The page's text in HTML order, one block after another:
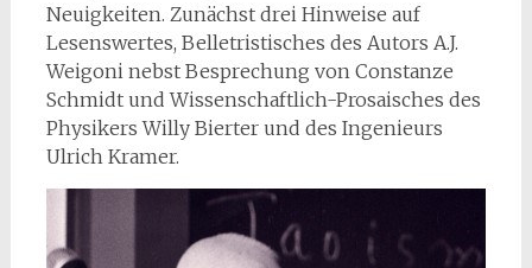
Neuigkeiten. Zunächst drei Hinweise auf
Lesenswertes, Belletristisches des Autors A.J.
Weigoni nebst Besprechung von Constanze
Schmidt und Wissenschaftlich-Prosaisches des
Physikers Willy Bierter und des Ingenieurs
Ulrich Kramer.